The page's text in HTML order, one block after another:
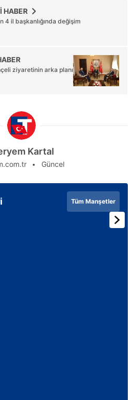
HABER
4 il başkanlığında değişim
ziyaretinin arka planı
Kartal
Güncel
Tüm Manşetler